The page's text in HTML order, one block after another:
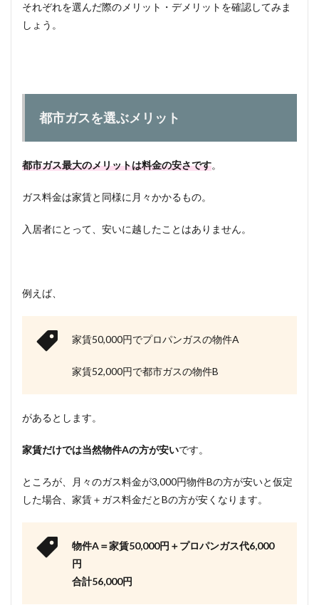
それぞれを選んだ際のメリット・デメリットを確認してみま
しょう。
都市ガスを選ぶメリット
都市ガス最大のメリットは料金の安さです。
ガス料金は家賃と同様に月々かかるもの。
入居者にとって、安いに越したことはありません。
例えば、
家賃50,000円でプロパンガスの物件A
家賃52,000円で都市ガスの物件B
があるとします。
家賃だけでは当然物件Aの方が安いです。
ところが、月々のガス料金が3,000円物件Bの方が安いと仮定
した場合、家賃＋ガス料金だとBの方が安くなります。
物件A＝家賃50,000円＋プロパンガス代6,000
円
合計56,000円